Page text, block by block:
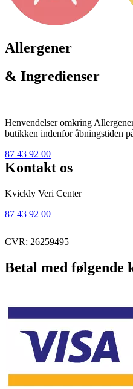
Allergener
& Ingredienser
Henvendelser omkring
butikken indenfor åbningstiden
87 43 92 00
Kontakt os
Kvickly Veri Center
87 43 92 00
CVR: 26259495
Betal med følgende